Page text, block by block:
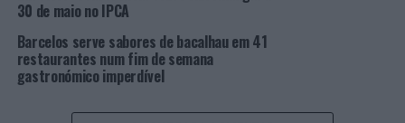
no Largo da Porta Nova, o
experienciar”, no qual se poderá observar os artesãos das
áreas de olaria, figurado, cestaria, madeira, tecelagem,
pasta de papel (contemporâneo) e ferro a trabalhar ao
30 de maio no IPCA
Barcelos serve sabores de bacalhau em 41
restaurantes num fim de semana
gastronómico imperdível